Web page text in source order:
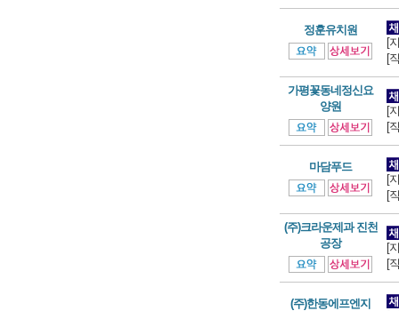
정훈유치원
[
[
가평꽃동네정신요
양원
[
[
마담푸드
[
[
(주)크라운제과 진천
공장
[
[
(주)한동에프엔지